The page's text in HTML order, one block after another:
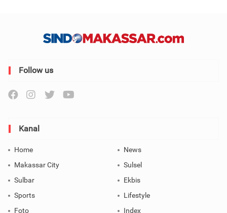
Follow us
Kanal
Home
News
Makassar City
Sulsel
Sulbar
Ekbis
Sports
Lifestyle
Foto
Index